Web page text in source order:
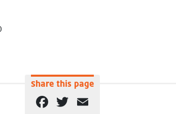
Share this page
Facebook
Twitter